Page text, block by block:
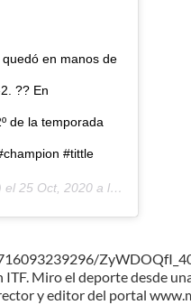
en manos de
?? En
de la temporada
#tittle
el 25 Oct, 2020 a las 9:24 PDT
Miro el deporte desde
y editor del portal